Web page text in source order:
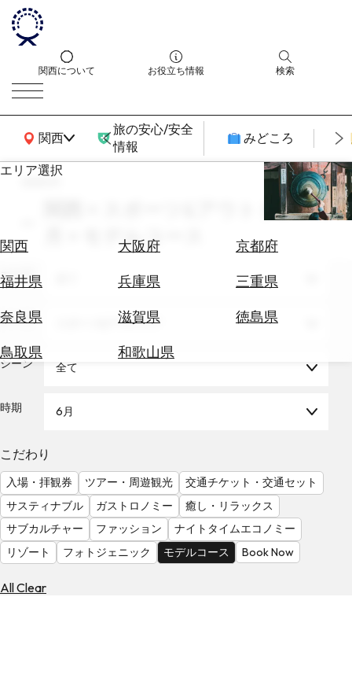
関西について お役立ち情報 検索
関西
関西広域MAP
旅の安心/安全
情報
みどころ
エリア選択
関西 大阪府
京都府
福井県
兵庫県
三重県
奈良県
滋賀県
徳島県
鳥取県
和歌山県
エ
券
テ
を
る
気
を
見
る
search
関西 × スポーツ&アウトドア × 6
月 × モデルコース
エリア
テーマ スポーツ&アウトドア
シーン 全て
時期 6月
こだわり
入場・拝観券 ツアー・周遊観光
交通チケット・交通セット
サスティナブル
ガストロノミー
癒し・リラックス
サブカルチャー
ファッション
ナイトタイムエコノミー
リゾート
フォトジェニック モデルコース Book Now
All Clear